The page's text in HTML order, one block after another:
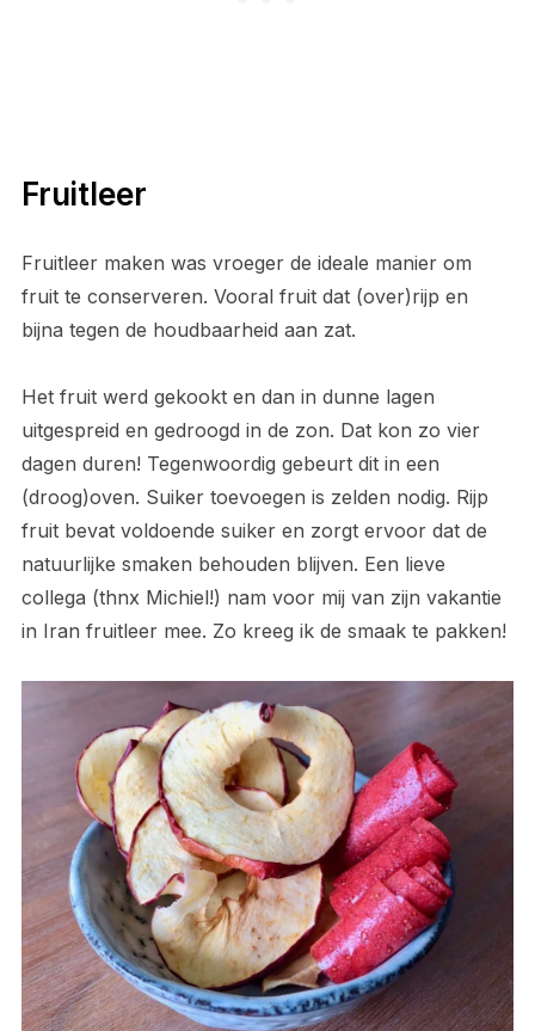
Fruitleer
Fruitleer maken was vroeger de ideale manier om
fruit te conserveren. Vooral fruit dat (over)rijp en
bijna tegen de houdbaarheid aan zat.
Het fruit werd gekookt en dan in dunne lagen
uitgespreid en gedroogd in de zon. Dat kon zo vier
dagen duren! Tegenwoordig gebeurt dit in een
(droog)oven. Suiker toevoegen is zelden nodig. Rijp
fruit bevat voldoende suiker en zorgt ervoor dat de
natuurlijke smaken behouden blijven. Een lieve
collega (thnx Michiel!) nam voor mij van zijn vakantie
in Iran fruitleer mee. Zo kreeg ik de smaak te pakken!